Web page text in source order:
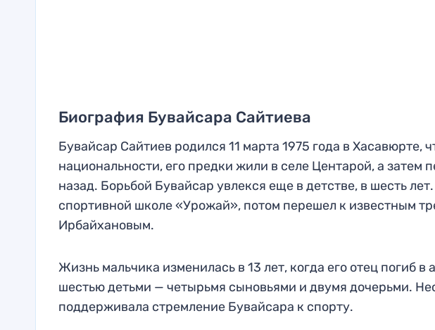
Биография Бувайсара Сайтиева
Бувайсар Сайтиев родился 11 марта 1975 года в Хасавюрте,
национальности, его предки жили в селе Центарой, а затем
назад. Борьбой Бувайсар увлекся еще в детстве, в шесть
спортивной школе «Урожай», потом перешел к известным
Ирбайхановым.
Жизнь мальчика изменилась в 13 лет, когда его отец погиб в
шестью детьми — четырьмя сыновьями и двумя дочерьми.
поддерживала стремление Бувайсара к спорту.